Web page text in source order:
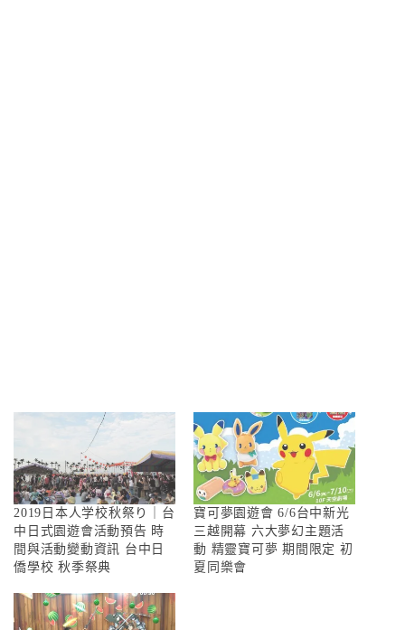
2019日本人学校秋祭り｜台
中日式園遊會活動預告 時
間與活動變動資訊 台中日
僑學校 秋季祭典
寶可夢園遊會 6/6台中新光
三越開幕 六大夢幻主題活
動 精靈寶可夢 期間限定 初
夏同樂會